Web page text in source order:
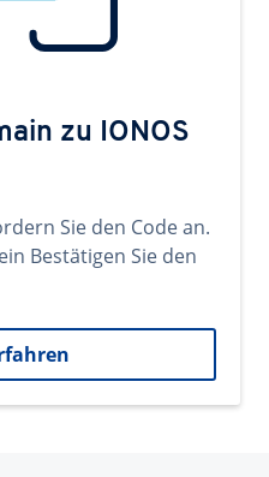
zu IONOS
Sie den Code an.
Bestätigen Sie den